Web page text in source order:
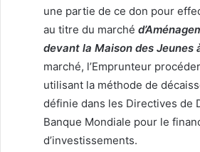
une partie de ce don pour
au titre du marché
devant la Maison des Jeunes
marché, l’Emprunteur
utilisant la méthode de
définie dans les Directives de
Banque Mondiale pour le
d’investissements.